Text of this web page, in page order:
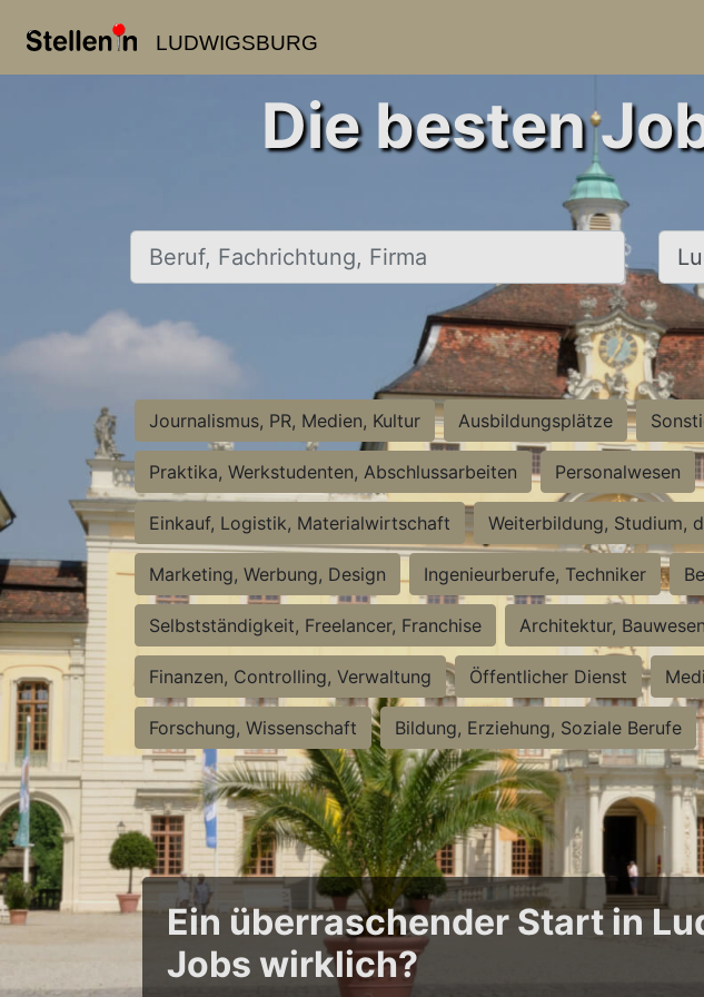
LUDWIGSBURG
Die besten
Beruf, Fachrichtung, Firma Ort,
Journalismus, PR, Medien, Kultur Ausbildungsplätze
Praktika, Werkstudenten, Abschlussarbeiten Personalwesen
Einkauf, Logistik, Materialwirtschaft Weiterbildung, Studium,
Marketing, Werbung, Design Ingenieurberufe, Techniker
Selbstständigkeit, Freelancer, Franchise Architektur, Bauwesen
Finanzen, Controlling, Verwaltung Öffentlicher Dienst
Forschung, Wissenschaft Bildung, Erziehung, Soziale Berufe
Ein überraschender Start in
Jobs wirklich?